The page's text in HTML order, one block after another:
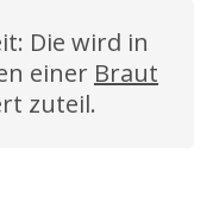
Die wird in
einer Braut
zuteil.